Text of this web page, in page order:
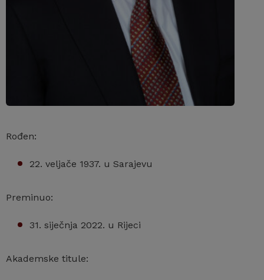
Rođen:
22. veljače 1937. u Sarajevu
Preminuo:
31. siječnja 2022. u Rijeci
Akademske titule: